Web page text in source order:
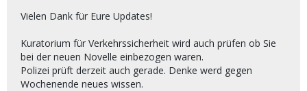
Vielen Dank für Eure Updates!
Kuratorium für Verkehrssicherheit wird auch prüfen ob Sie
bei der neuen Novelle einbezogen waren.
Polizei prüft derzeit auch gerade. Denke werd gegen
Wochenende neues wissen.